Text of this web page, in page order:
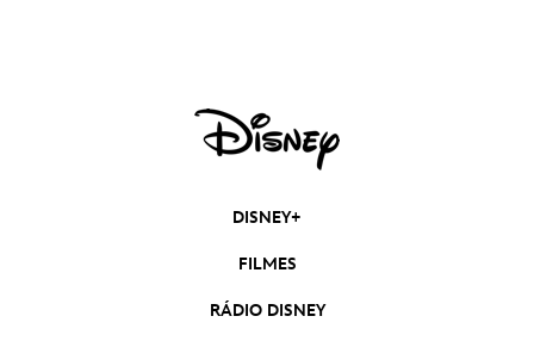
DISNEY+
FILMES
RÁDIO DISNEY